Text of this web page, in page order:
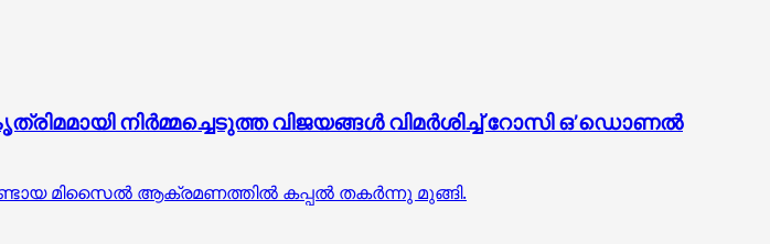
നിര്‍മ്മച്ചെടുത്ത വിജയങ്ങള്‍ വിമര്‍ശിച്ച് റോസി ഒ’ഡൊണല്‍
മിസൈൽ ആക്രമണത്തിൽ കപ്പൽ തകർന്നു മുങ്ങി.